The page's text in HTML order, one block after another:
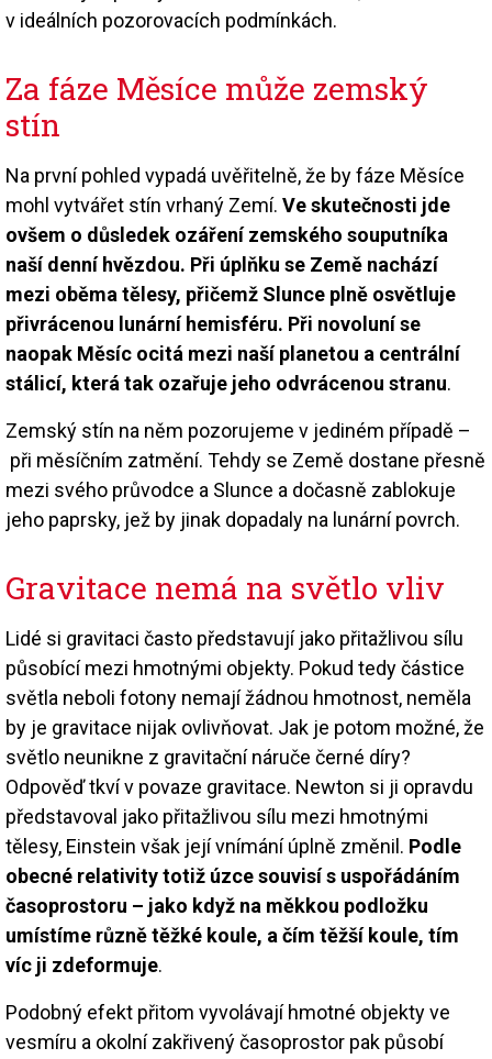
v ideálních pozorovacích podmínkách.
Za fáze Měsíce může zemský
stín
Na první pohled vypadá uvěřitelně, že by fáze Měsíce
mohl vytvářet stín vrhaný Zemí. Ve skutečnosti jde
ovšem o důsledek ozáření zemského souputníka
naší denní hvězdou. Při úplňku se Země nachází
mezi oběma tělesy, přičemž Slunce plně osvětluje
přivrácenou lunární hemisféru. Při novoluní se
naopak Měsíc ocitá mezi naší planetou a centrální
stálicí, která tak ozařuje jeho odvrácenou stranu.
Zemský stín na něm pozorujeme v jediném případě –
při měsíčním zatmění. Tehdy se Země dostane přesně
mezi svého průvodce a Slunce a dočasně zablokuje
jeho paprsky, jež by jinak dopadaly na lunární povrch.
Gravitace nemá na světlo vliv
Lidé si gravitaci často představují jako přitažlivou sílu
působící mezi hmotnými objekty. Pokud tedy částice
světla neboli fotony nemají žádnou hmotnost, neměla
by je gravitace nijak ovlivňovat. Jak je potom možné, že
světlo neunikne z gravitační náruče černé díry?
Odpověď tkví v povaze gravitace. Newton si ji opravdu
představoval jako přitažlivou sílu mezi hmotnými
tělesy, Einstein však její vnímání úplně změnil. Podle
obecné relativity totiž úzce souvisí s uspořádáním
časoprostoru – jako když na měkkou podložku
umístíme různě těžké koule, a čím těžší koule, tím
víc ji zdeformuje.
Podobný efekt přitom vyvolávají hmotné objekty ve
vesmíru a okolní zakřivený časoprostor pak působí